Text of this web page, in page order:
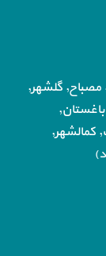
مصباح, گلشهر,
کمالشهر,